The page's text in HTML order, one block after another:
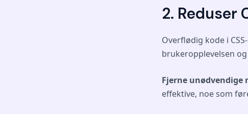
2. Reduser
Overflødig kode i
brukeropplevelsen
Fjerne
effektive, noe som